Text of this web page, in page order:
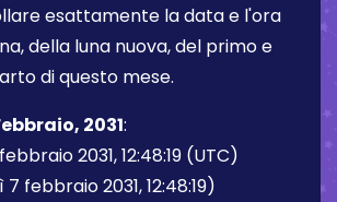
esattamente la data e l'ora
della luna nuova, del primo e
di questo mese.
2031:
2031, 12:48:19 (UTC)
febbraio 2031, 12:48:19)